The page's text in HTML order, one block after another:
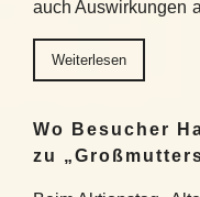
auch Auswirkungen
Weiterlesen
Wo Besucher
zu